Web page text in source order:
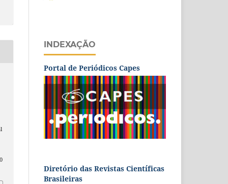
INDEXAÇÃO
Portal de Periódicos Capes
Diretório das Revistas Científicas
Brasileiras